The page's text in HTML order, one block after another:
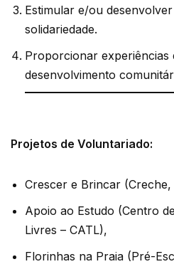
Estimular e/ou
solidariedade.
Proporcionar experiências
desenvolvimento
Projetos de Voluntariado:
Crescer e Brincar
Apoio ao Estudo (Centro
Livres – CATL),
Florinhas na Praia (Pré-